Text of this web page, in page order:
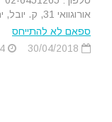
אורוגוואי 31, ק. יובל, ירושלים טלפון : 02-6415149 מנהלת...
ספאם לא להתייחס